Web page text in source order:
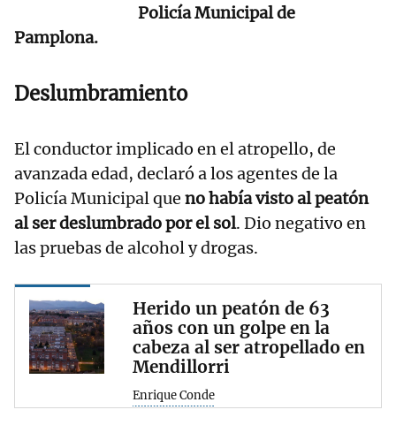
Policía Municipal de
Pamplona.
Deslumbramiento
El conductor implicado en el atropello, de
avanzada edad, declaró a los agentes de la
Policía Municipal que no había visto al peatón
al ser deslumbrado por el sol. Dio negativo en
las pruebas de alcohol y drogas.
Herido un peatón de 63
años con un golpe en la
cabeza al ser atropellado en
Mendillorri
Enrique Conde